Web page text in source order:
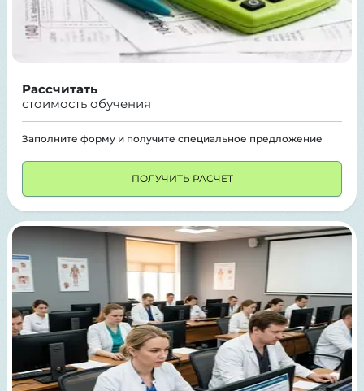
Рассчитать
стоимость обучения
Заполните форму и получите специальное предложение
ПОЛУЧИТЬ РАСЧЕТ